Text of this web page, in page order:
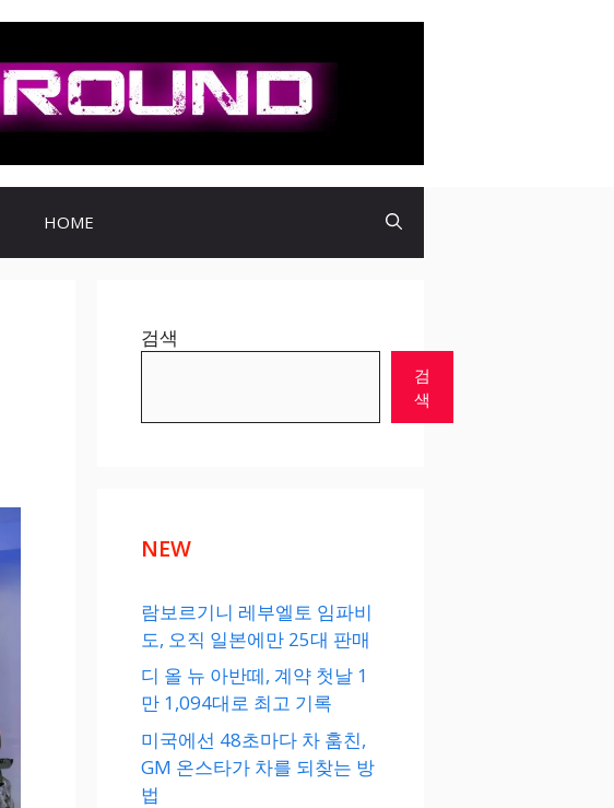
HOME
검색
검
색
NEW
람보르기니 레부엘토 임파비
도, 오직 일본에만 25대 판매
디 올 뉴 아반떼, 계약 첫날 1
만 1,094대로 최고 기록
미국에선 48초마다 차 훔친,
GM 온스타가 차를 되찾는 방
법